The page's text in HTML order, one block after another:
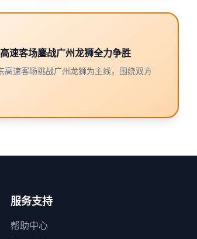
速客场鏖战广州龙狮全力争胜
高速客场挑战广州龙狮为主线，围绕双方
服务支持
帮助中心